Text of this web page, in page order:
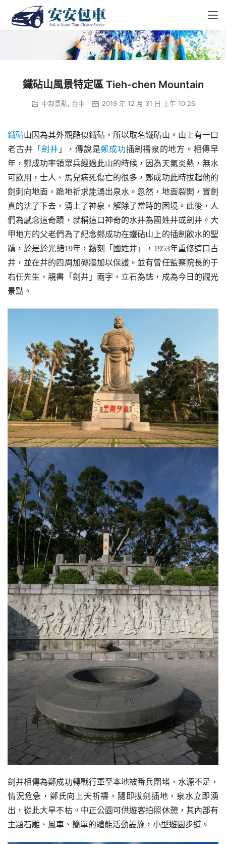
鐵砧山風景特定區 Tieh-chen Mountain
中部景點, 台中 2019 年 12 月 31 日 上午 10:26
鐵砧山因為其外觀酷似鐵砧，所以取名鐵砧山。山上有一口
老古井「 劍井 」，傳說是鄭成功插劍禱泉的地方。相傳早
年，鄭成功率領眾兵經過此山的時候，因為天氣炎熱，無水
可飲用，士人、馬兒病死傷亡的很多，鄭成功此時拔起他的
劍刺向地面，跪地祈求能湧出泉水。忽然，地面裂開，寶劍
真的沈了下去，湧上了神泉，解除了當時的困境。此後，人
們為感念這奇蹟，就稱這口神奇的水井為國姓井或劍井。大
甲地方的父老們為了紀念鄭成功在鐵砧山上的插劍飲水的聖
蹟，於是於光緒19年，鑄刻「國姓井」，1953年重修這口古
井，並在井的四周加磚牆加以保護。並有曾任監察院長的于
右任先生，親書「劍井」兩字，立石為誌，成為今日的觀光
景點。
劍井相傳為鄭成功轉戰行軍至本地被番兵圍堵，水源不足，
情況危急，鄭氏向上天祈禱，隨即拔劍插地，泉水立即湧
出，從此大旱不枯。中正公園可供遊客拍照休憩，其內部有
主題石雕、風車、簡單的體能活動設施，小型遊園步道。